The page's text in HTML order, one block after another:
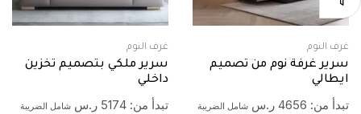
غرف النوم
سرير غرفة نوم من تصميم
ايطالي
تبدأ من: 4656 ر.س شامل الضريبة
غرف النوم
سرير ملكي بتصميم تخزين
داخلي
تبدأ من: 5174 ر.س شامل الضريبة